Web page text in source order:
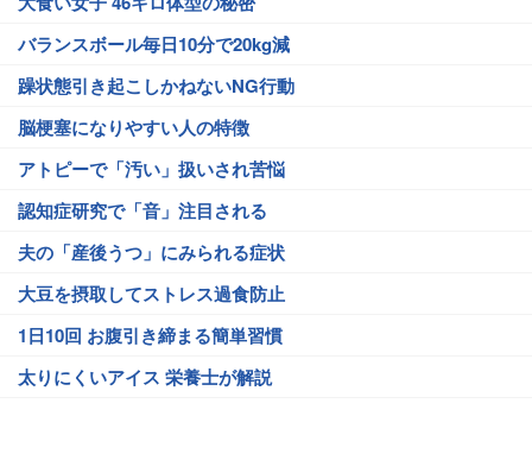
バランスボール毎日10分で20kg減
躁状態引き起こしかねないNG行動
脳梗塞になりやすい人の特徴
アトピーで「汚い」扱いされ苦悩
認知症研究で「音」注目される
夫の「産後うつ」にみられる症状
大豆を摂取してストレス過食防止
1日10回 お腹引き締まる簡単習慣
太りにくいアイス 栄養士が解説